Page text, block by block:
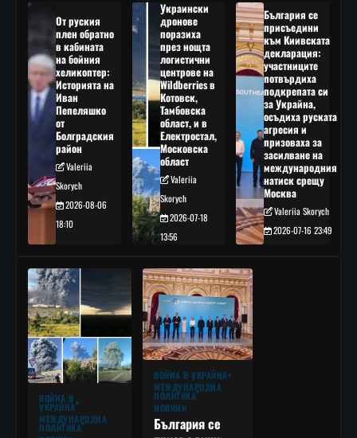
От руския
плен обратно
в кабината
на бойния
хеликоптер:
Историята на
Иван
Пепеляшко
от
Болградския
район
Valeriia
Skorych
2026-08-06
18:10
Украински
дронове
поразиха
през нощта
логистични
центрове на
Wildberries в
Котовск,
Тамбовска
област, и в
Електростал,
Московска
област
Valeriia
Skorych
2026-07-18
13:56
България се
присъедини
към Киивската
декларация:
участниците
потвърдиха
подкрепата си
за Украйна,
осъдиха руската
агресия и
призоваха за
засилване на
международния
натиск срещу
Москва
Valeriia Skorych
2026-07-16 23:49
ВОЙНА В
УКРАЙНА
МЕЖДУНАРОДНА
ПОЛИТИКА
ВОЙНА В УКРАЙНА
МЕЖДУНАРОДНА
ПОЛИТИКА
НОВИНИ
България се